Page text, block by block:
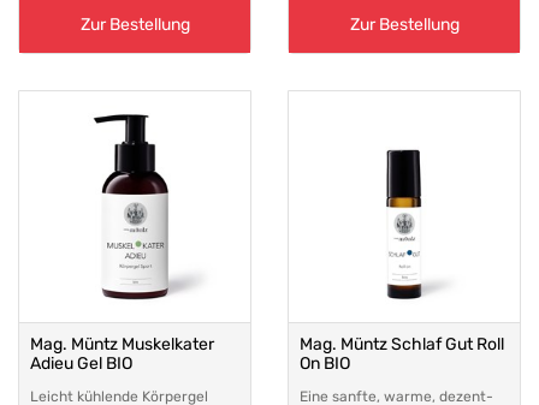
Zur Bestellung Zur Bestellung
Mag. Müntz Muskelkater
Adieu Gel BIO
Leicht kühlende Körpergel
Mag. Müntz Schlaf Gut Roll
On BIO
Eine sanfte, warme, dezent-